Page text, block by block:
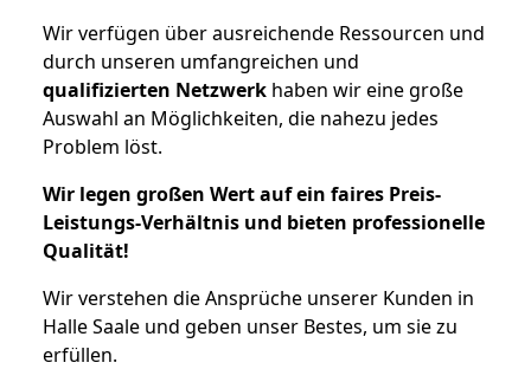
Wir verfügen über ausreichende Ressourcen und
durch unseren umfangreichen und
qualifizierten Netzwerk haben wir eine große
Auswahl an Möglichkeiten, die nahezu jedes
Problem löst.
Wir legen großen Wert auf ein faires Preis-
Leistungs-Verhältnis und bieten professionelle
Qualität!
Wir verstehen die Ansprüche unserer Kunden in
Halle Saale und geben unser Bestes, um sie zu
erfüllen.